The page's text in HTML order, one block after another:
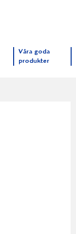
Våra goda
produkter